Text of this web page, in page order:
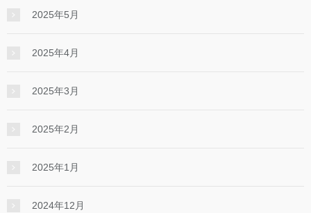
2025年5月
2025年4月
2025年3月
2025年2月
2025年1月
2024年12月